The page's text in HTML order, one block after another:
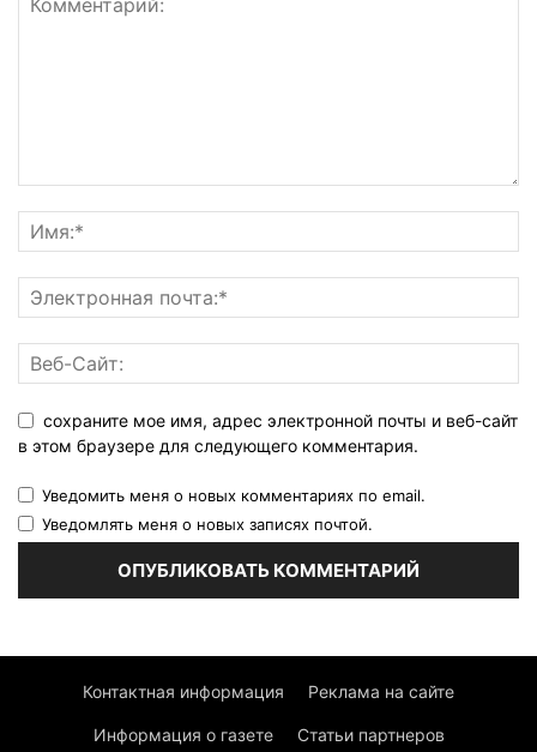
сохраните мое имя, адрес электронной почты и веб-сайт
в этом браузере для следующего комментария.
Уведомить меня о новых комментариях по email.
Уведомлять меня о новых записях почтой.
Контактная информация Реклама на сайте
Информация о газете Статьи партнеров